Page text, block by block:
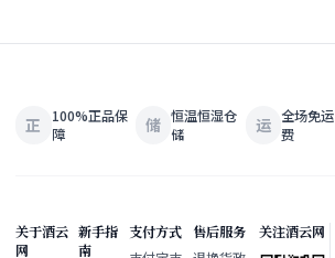
正
100%正品保
障
储 恒温恒湿仓
储
运 全场免运
费
关于酒云
网
新手指
南
支付方式
售后服务
关注酒云网